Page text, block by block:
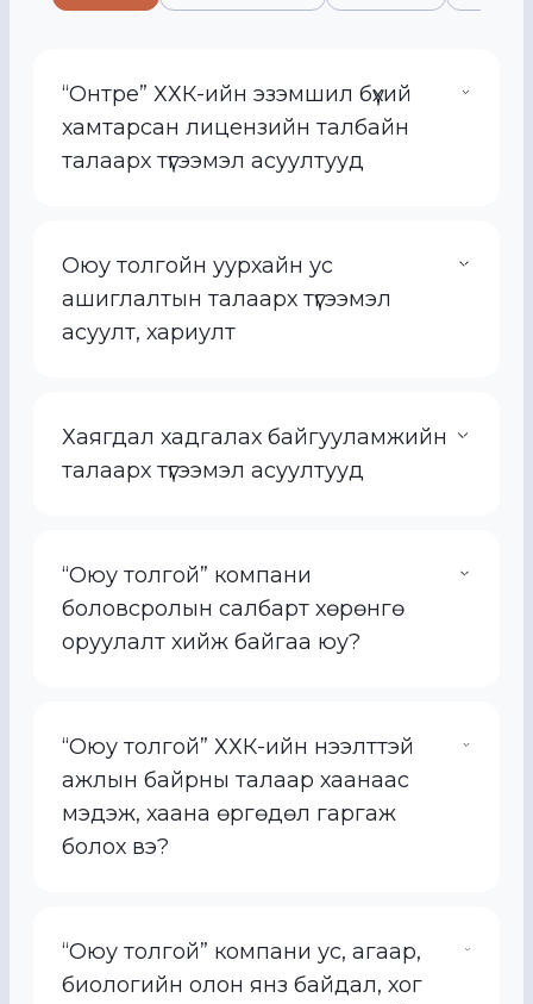
“Онтре” ХХК-ийн эзэмшил бүхий
хамтарсан лицензийн талбайн
талаарх түгээмэл асуултууд
Оюу толгойн уурхайн ус
ашиглалтын талаарх түгээмэл
асуулт, хариулт
Хаягдал хадгалах байгууламжийн
талаарх түгээмэл асуултууд
“Оюу толгой” компани
боловсролын салбарт хөрөнгө
оруулалт хийж байгаа юу?
“Оюу толгой” ХХК-ийн нээлттэй
ажлын байрны талаар хаанаас
мэдэж, хаана өргөдөл гаргаж
болох вэ?
“Оюу толгой” компани ус, агаар,
биологийн олон янз байдал, хог